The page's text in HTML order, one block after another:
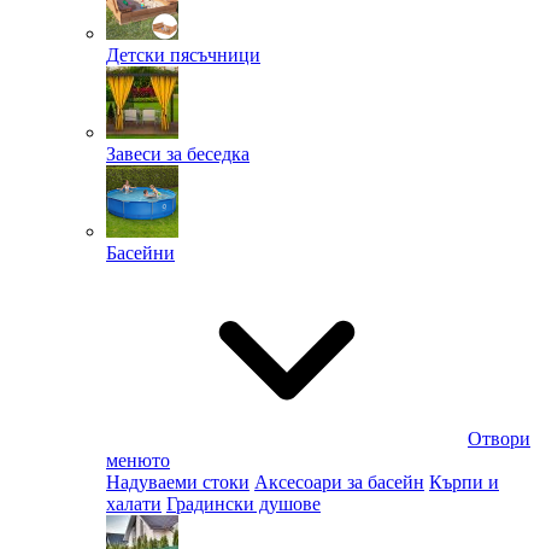
Детски пясъчници
Завеси за беседка
Басейни
Отвори
менюто
Надуваеми стоки Аксесоари за басейн Кърпи и
халати Градински душове